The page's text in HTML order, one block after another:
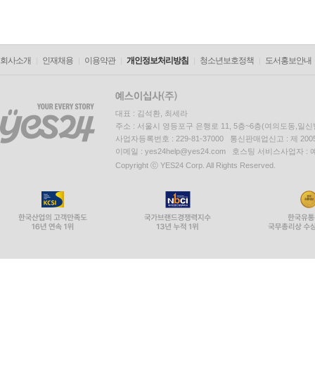
회사소개 인재채용 이용약관 개인정보처리방침 청소년보호정책 도서홍보안내
대표 : 김석환, 최세라
주소 : 서울시 영등포구 은행로 11, 5층~6층(여의도동,일신
사업자등록번호 : 229-81-37000 통신판매업신고 : 제
이메일 : yes24help@yes24.com 호스팅 서비스사업자 :
Copyright ⓒ YES24 Corp. All Rights Reserved.